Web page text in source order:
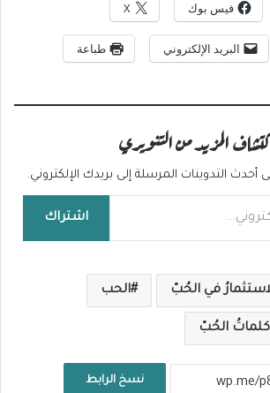
فيس بوك X
البريد الإلكتروني طباعة
المزيد من التنويري
التدوينات المرسلة إلى بريدك الإلكتروني.
اشتراك
في الحُبّ الحب
كلماتُ الحُبّ
نسخ الرابط